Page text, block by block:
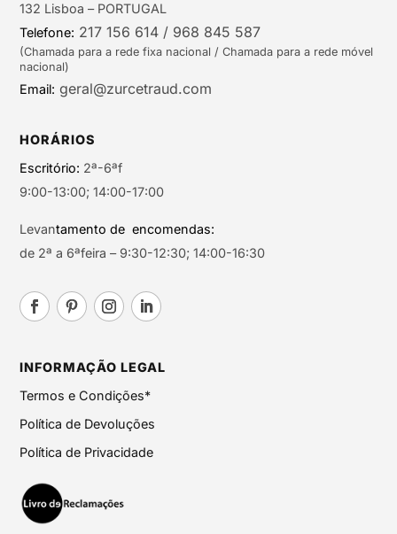
132 Lisboa – PORTUGAL
Telefone: 217 156 614 / 968 845 587
(Chamada para a rede fixa nacional / Chamada para a rede móvel
nacional)
Email: geral@zurcetraud.com
HORÁRIOS
Escritório: 2ª-6ªf
9:00-13:00; 14:00-17:00
Levantamento de encomendas:
de 2ª a 6ªfeira – 9:30-12:30; 14:00-16:30
INFORMAÇÃO LEGAL
Termos e Condições*
Política de Devoluções
Política de Privacidade